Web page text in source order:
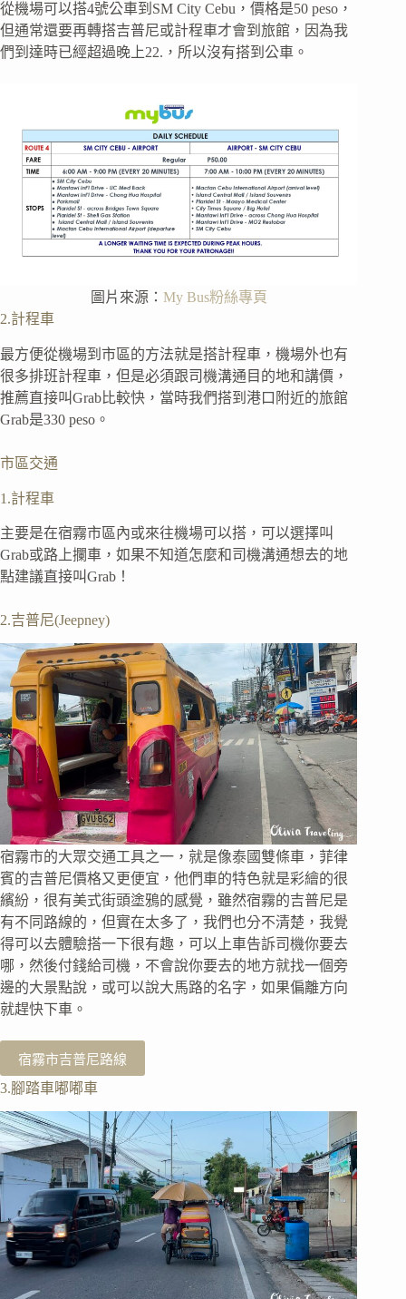
從機場可以搭4號公車到SM City Cebu，價格是50 peso，
但通常還要再轉搭吉普尼或計程車才會到旅館，因為我
們到達時已經超過晚上22.，所以沒有搭到公車。
圖片來源： My Bus粉絲專頁
2.計程車
最方便從機場到市區的方法就是搭計程車，機場外也有
很多排班計程車，但是必須跟司機溝通目的地和講價，
推薦直接叫Grab比較快，當時我們搭到港口附近的旅館
Grab是330 peso。
市區交通
1.計程車
主要是在宿霧市區內或來往機場可以搭，可以選擇叫
Grab或路上攔車，如果不知道怎麼和司機溝通想去的地
點建議直接叫Grab！
2.吉普尼(Jeepney)
宿霧市的大眾交通工具之一，就是像泰國雙條車，菲律
賓的吉普尼價格又更便宜，他們車的特色就是彩繪的很
繽紛，很有美式街頭塗鴉的感覺，雖然宿霧的吉普尼是
有不同路線的，但實在太多了，我們也分不清楚，我覺
得可以去體驗搭一下很有趣，可以上車告訴司機你要去
哪，然後付錢給司機，不會說你要去的地方就找一個旁
邊的大景點說，或可以說大馬路的名字，如果偏離方向
就趕快下車。
宿霧市吉普尼路線
3.腳踏車嘟嘟車